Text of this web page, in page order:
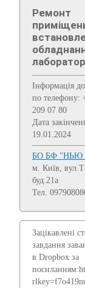
Ремонт
Інформація
по телефону:
209 07 80
Дата
19.01.2024
БО БФ "НЬЮ
м. Київ,
буд.21а
Тел.
Зацікавлені
завдання
в Dropbox за